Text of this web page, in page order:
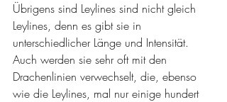
Übrigens sind Leylines sind nicht gleich
Leylines, denn es gibt sie in
unterschiedlicher Länge und Intensität.
Auch werden sie sehr oft mit den
Drachenlinien verwechselt, die, ebenso
wie die Leylines, mal nur einige hundert